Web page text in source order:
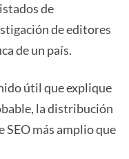
de
de editores
de un país.
útil que explique
la distribución
más amplio que